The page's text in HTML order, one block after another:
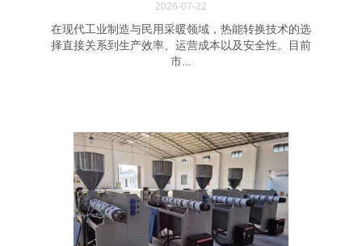
2026-07-22
在现代工业制造与民用采暖领域，热能转换技术的选
择直接关系到生产效率、运营成本以及安全性。目前
市...